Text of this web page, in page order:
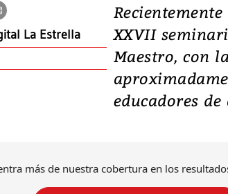
La Estrella
XXVII
Maestro, con
educadores
más de nuestra cobertura en los
Video,
deja